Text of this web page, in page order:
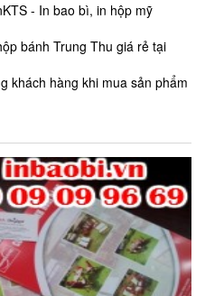
- In bao bì, in hộp mỹ
bánh Trung Thu giá rẻ tại
khách hàng khi mua sản phẩm